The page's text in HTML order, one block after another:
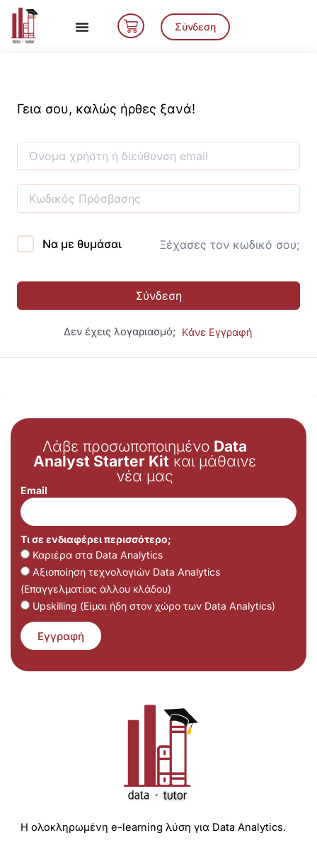
Μετάβαση
περιεχόμενο
Cart Σύνδεση
Γεια σου, καλώς ήρθες ξανά!
Να με θυμάσαι Ξέχασες τον κωδικό σου;
Σύνδεση
Δεν έχεις λογαριασμό; Κάνε Εγγραφή
Λάβε προσωποποιημένο Data
Analyst Starter Kit και μάθαινε
νέα μας
Email
Τι σε ενδιαφέρει περισσότερο;
Καριέρα στα Data Analytics
Αξιοποίηση τεχνολογιών Data Analytics
(Επαγγελματίας άλλου κλάδου)
Upskilling (Είμαι ήδη στον χώρο των Data Analytics)
Εγγραφή
Η ολοκληρωμένη e-learning λύση για Data Analytics.